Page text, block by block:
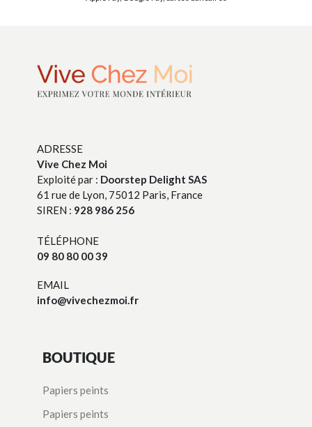
ADRESSE
Vive Chez Moi
Exploité par : Doorstep Delight SAS
61 rue de Lyon, 75012 Paris, France
SIREN : 928 986 256
TÉLÉPHONE
09 80 80 00 39
EMAIL
info@vivechezmoi.fr
BOUTIQUE
Papiers peints
Papiers peints